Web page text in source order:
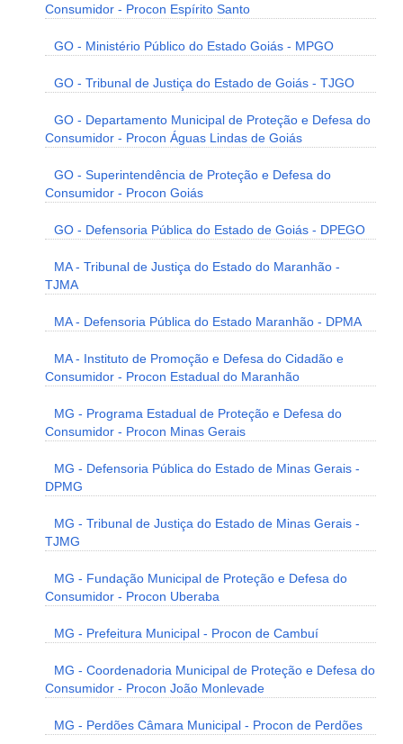
Consumidor - Procon Espírito Santo
GO - Ministério Público do Estado Goiás - MPGO
GO - Tribunal de Justiça do Estado de Goiás - TJGO
GO - Departamento Municipal de Proteção e Defesa do
Consumidor - Procon Águas Lindas de Goiás
GO - Superintendência de Proteção e Defesa do
Consumidor - Procon Goiás
GO - Defensoria Pública do Estado de Goiás - DPEGO
MA - Tribunal de Justiça do Estado do Maranhão -
TJMA
MA - Defensoria Pública do Estado Maranhão - DPMA
MA - Instituto de Promoção e Defesa do Cidadão e
Consumidor - Procon Estadual do Maranhão
MG - Programa Estadual de Proteção e Defesa do
Consumidor - Procon Minas Gerais
MG - Defensoria Pública do Estado de Minas Gerais -
DPMG
MG - Tribunal de Justiça do Estado de Minas Gerais -
TJMG
MG - Fundação Municipal de Proteção e Defesa do
Consumidor - Procon Uberaba
MG - Prefeitura Municipal - Procon de Cambuí
MG - Coordenadoria Municipal de Proteção e Defesa do
Consumidor - Procon João Monlevade
MG - Perdões Câmara Municipal - Procon de Perdões